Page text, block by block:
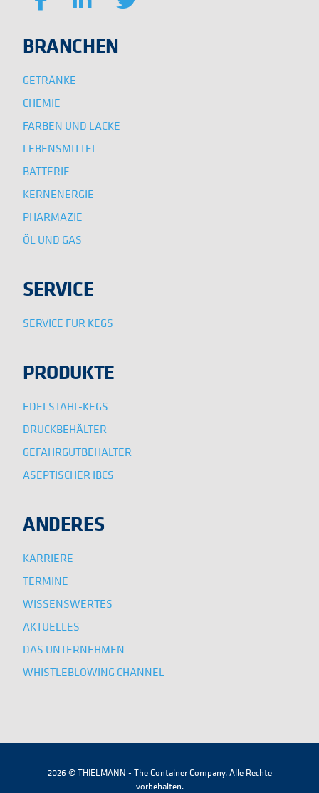
BRANCHEN
GETRÄNKE
CHEMIE
FARBEN UND LACKE
LEBENSMITTEL
BATTERIE
KERNENERGIE
PHARMAZIE
ÖL UND GAS
SERVICE
SERVICE FÜR KEGS
PRODUKTE
EDELSTAHL-KEGS
DRUCKBEHÄLTER
GEFAHRGUTBEHÄLTER
ASEPTISCHER IBCS
ANDERES
KARRIERE
TERMINE
WISSENSWERTES
AKTUELLES
DAS UNTERNEHMEN
WHISTLEBLOWING CHANNEL
2026 © THIELMANN - The Container Company. Alle Rechte
vorbehalten.